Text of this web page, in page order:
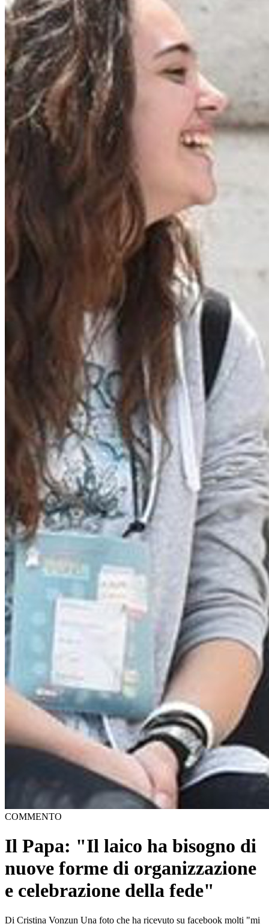
COMMENTO
Il Papa: "Il laico ha bisogno di
nuove forme di organizzazione
e celebrazione della fede"
Di Cristina Vonzun Una foto che ha ricevuto su facebook molti "mi